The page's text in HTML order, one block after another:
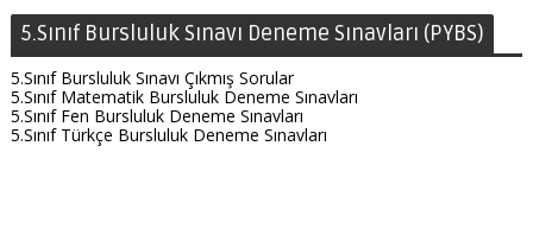
5.Sınıf Bursluluk Sınavı Deneme Sınavları (PYBS)
5.Sınıf Bursluluk Sınavı Çıkmış Sorular
5.Sınıf Matematik Bursluluk Deneme Sınavları
5.Sınıf Fen Bursluluk Deneme Sınavları
5.Sınıf Türkçe Bursluluk Deneme Sınavları